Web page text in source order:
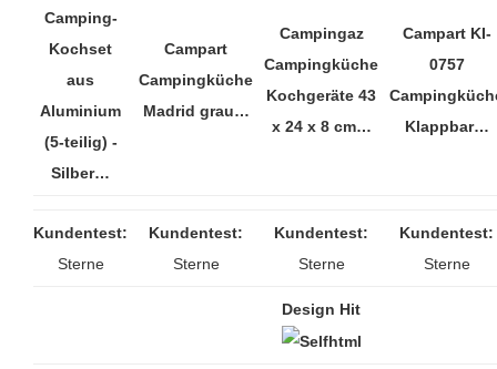
Camping-
Kochset
aus
Aluminium
(5-teilig) -
Silber…
Campart
Campingküche
Madrid grau…
Campingaz
Campingküche
Kochgeräte 43
x 24 x 8 cm…
Campart KI-
0757
Klappbar…
Kundentest:
Sterne
Kundentest:
Sterne
Kundentest:
Sterne
Kundentest:
Sterne
Design Hit